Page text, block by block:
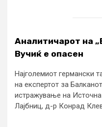
Аналитичарот на
Вучиќ е опасен
Најголемиот германски
на експертот за
истражување на
Лајбниц, д-р Конрад